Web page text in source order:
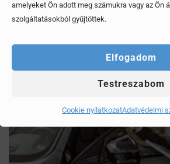
amelyeket Ön adott meg számukra vagy az Ön
szolgáltatásokból gyűjtöttek.
Elfogadom
Testreszabom
Cookie nyilatkozatAdatvédelmi